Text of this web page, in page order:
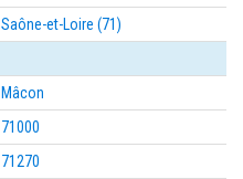
Saône-et-Loire (71)
Mâcon
71000
71270